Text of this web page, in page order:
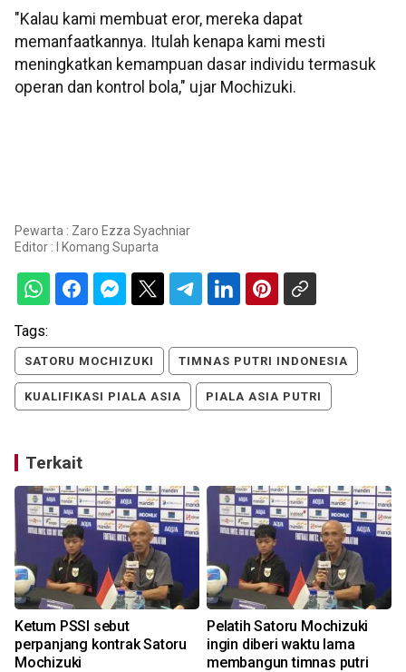
"Kalau kami membuat eror, mereka dapat
memanfaatkannya. Itulah kenapa kami mesti
meningkatkan kemampuan dasar individu termasuk
operan dan kontrol bola," ujar Mochizuki.
Pewarta : Zaro Ezza Syachniar
Editor :
I Komang Suparta
Tags:
SATORU MOCHIZUKI TIMNAS PUTRI INDONESIA
KUALIFIKASI PIALA ASIA PIALA ASIA PUTRI
Terkait
Ketum PSSI sebut
perpanjang kontrak Satoru
Mochizuki
Pelatih Satoru Mochizuki
ingin diberi waktu lama
membangun timnas putri